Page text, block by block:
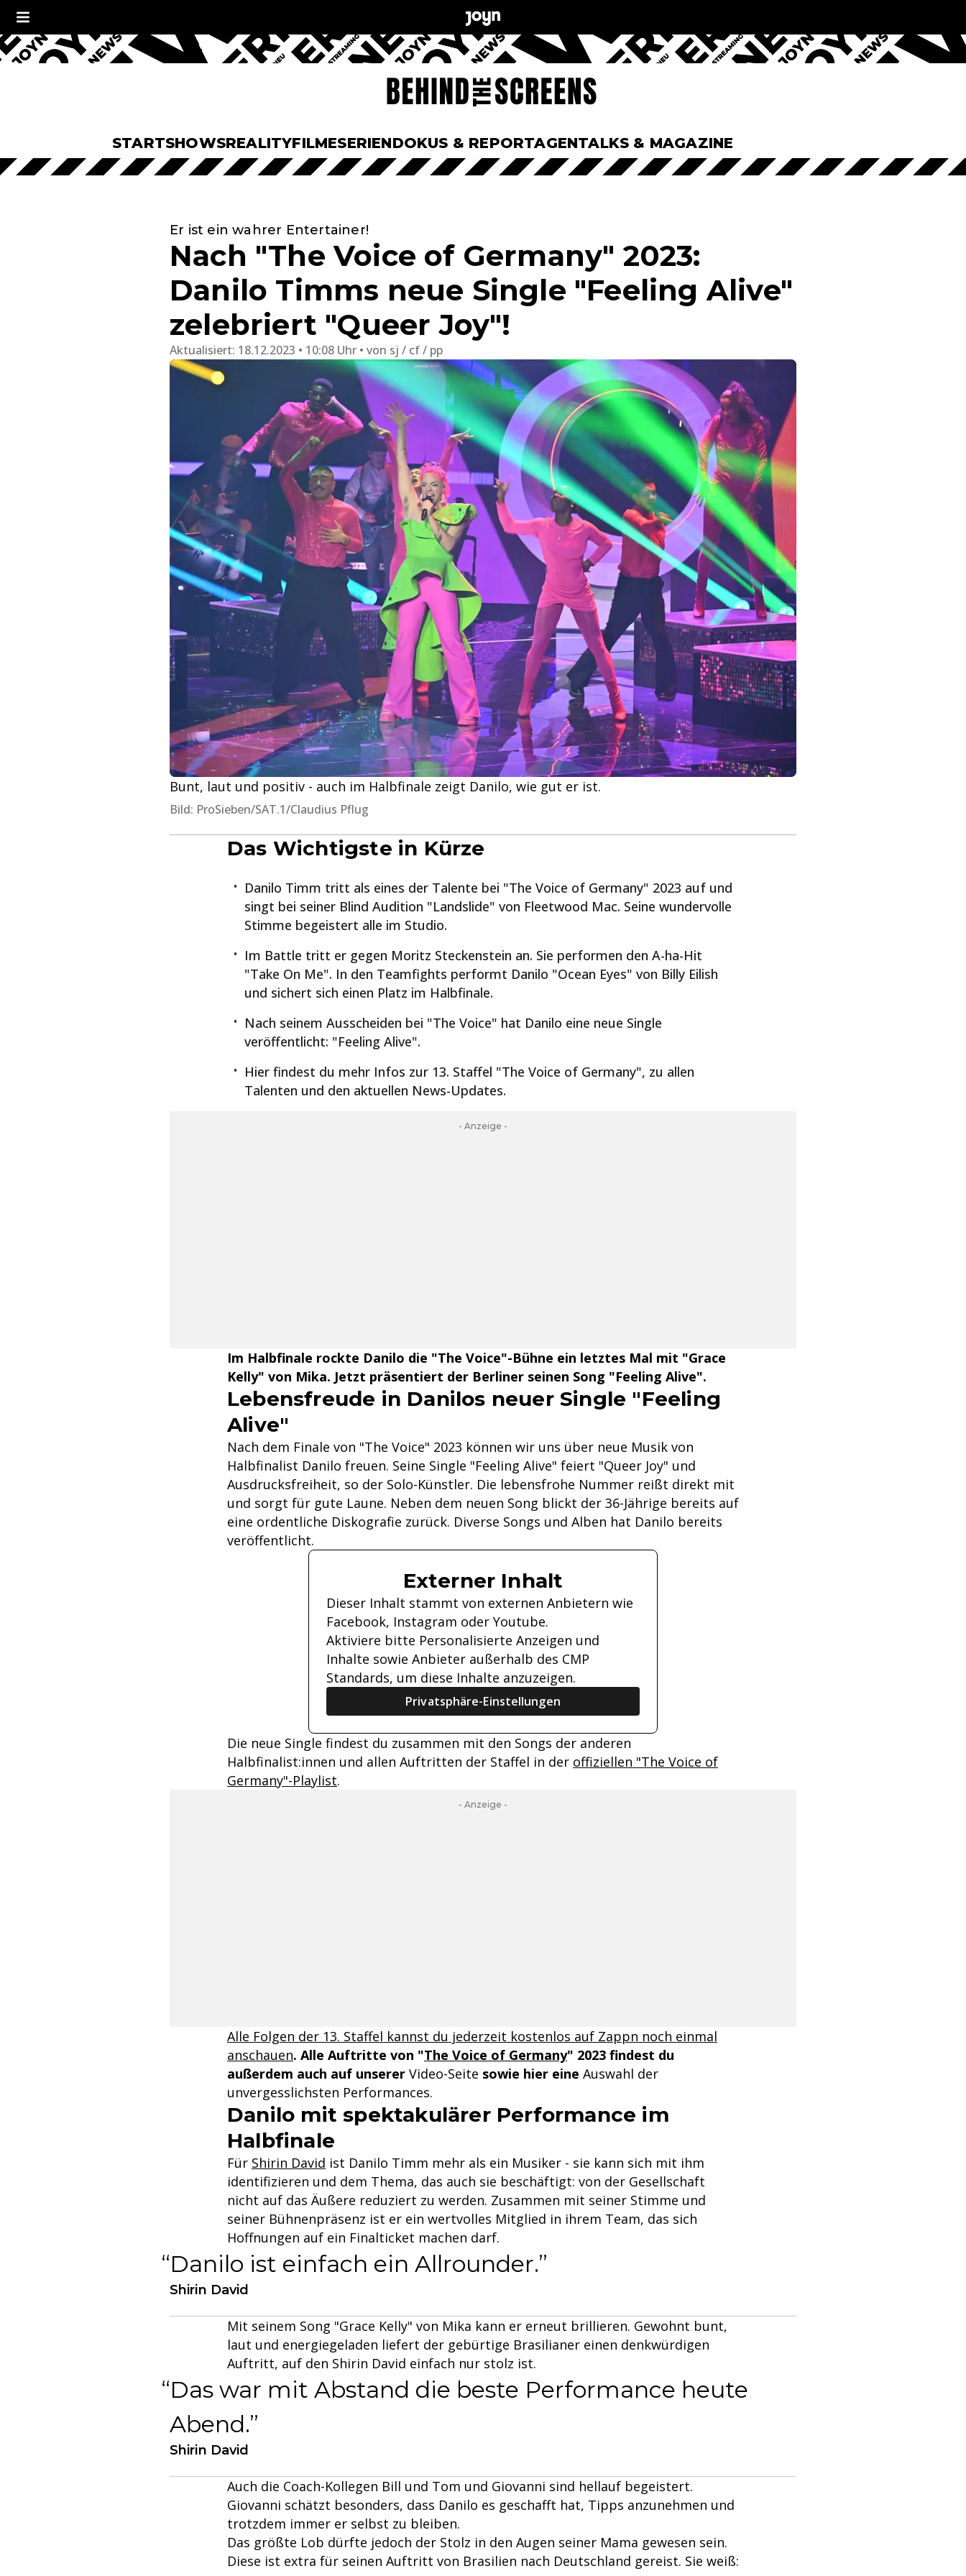
STARTSHOWSREALITYFILMESERIENDOKUS & REPORTAGENTALKS & MAGAZINE
Er ist ein wahrer Entertainer!
Nach "The Voice of Germany" 2023:
Danilo Timms neue Single "Feeling Alive"
zelebriert "Queer Joy"!
Aktualisiert: 18.12.2023 • 10:08 Uhr von sj / cf / pp
Bunt, laut und positiv - auch im Halbfinale zeigt Danilo, wie gut er ist.
Bild: ProSieben/SAT.1/Claudius Pflug
Das Wichtigste in Kürze
Danilo Timm tritt als eines der Talente bei "The Voice of Germany" 2023 auf und
singt bei seiner Blind Audition "Landslide" von Fleetwood Mac. Seine wundervolle
Stimme begeistert alle im Studio.
Im Battle tritt er gegen Moritz Steckenstein an. Sie performen den A-ha-Hit
"Take On Me". In den Teamfights performt Danilo "Ocean Eyes" von Billy Eilish
und sichert sich einen Platz im Halbfinale.
Nach seinem Ausscheiden bei "The Voice" hat Danilo eine neue Single
veröffentlicht: "Feeling Alive".
Hier findest du mehr Infos zur 13. Staffel "The Voice of Germany", zu allen
Talenten und den aktuellen News-Updates.
- Anzeige -
Im Halbfinale rockte Danilo die "The Voice"-Bühne ein letztes Mal mit "Grace
Kelly" von Mika. Jetzt präsentiert der Berliner seinen Song "Feeling Alive".
Lebensfreude in Danilos neuer Single "Feeling
Alive"
Nach dem Finale von "The Voice" 2023 können wir uns über neue Musik von
Halbfinalist Danilo freuen. Seine Single "Feeling Alive" feiert "Queer Joy" und
Ausdrucksfreiheit, so der Solo-Künstler. Die lebensfrohe Nummer reißt direkt mit
und sorgt für gute Laune. Neben dem neuen Song blickt der 36-Jährige bereits auf
eine ordentliche Diskografie zurück. Diverse Songs und Alben hat Danilo bereits
veröffentlicht.
Externer Inhalt
Dieser Inhalt stammt von externen Anbietern wie
Facebook, Instagram oder Youtube.
Aktiviere bitte Personalisierte Anzeigen und
Inhalte sowie Anbieter außerhalb des CMP
Standards, um diese Inhalte anzuzeigen.
Privatsphäre-Einstellungen
Die neue Single findest du zusammen mit den Songs der anderen
Halbfinalist:innen und allen Auftritten der Staffel in der offiziellen "The Voice of
Germany"-Playlist.
- Anzeige -
Alle Folgen der 13. Staffel kannst du jederzeit kostenlos auf Zappn noch einmal
anschauen. Alle Auftritte von "The Voice of Germany" 2023 findest du
außerdem auch auf unserer Video-Seite sowie hier eine Auswahl der
unvergesslichsten Performances.
Danilo mit spektakulärer Performance im
Halbfinale
Für Shirin David ist Danilo Timm mehr als ein Musiker - sie kann sich mit ihm
identifizieren und dem Thema, das auch sie beschäftigt: von der Gesellschaft
nicht auf das Äußere reduziert zu werden. Zusammen mit seiner Stimme und
seiner Bühnenpräsenz ist er ein wertvolles Mitglied in ihrem Team, das sich
Hoffnungen auf ein Finalticket machen darf.
Danilo ist einfach ein Allrounder.
Shirin David
Mit seinem Song "Grace Kelly" von Mika kann er erneut brillieren. Gewohnt bunt,
laut und energiegeladen liefert der gebürtige Brasilianer einen denkwürdigen
Auftritt, auf den Shirin David einfach nur stolz ist.
Das war mit Abstand die beste Performance heute
Abend.
Shirin David
Auch die Coach-Kollegen Bill und Tom und Giovanni sind hellauf begeistert.
Giovanni schätzt besonders, dass Danilo es geschafft hat, Tipps anzunehmen und
trotzdem immer er selbst zu bleiben.
Das größte Lob dürfte jedoch der Stolz in den Augen seiner Mama gewesen sein.
Diese ist extra für seinen Auftritt von Brasilien nach Deutschland gereist. Sie weiß: